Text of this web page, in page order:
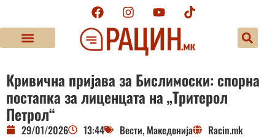
Кривична пријава за Бислимоски: спорна
постапка за лиценцата на „Тритерол
Петрол“
29/01/2026 13:44 Вести, Македонија Racin.mk